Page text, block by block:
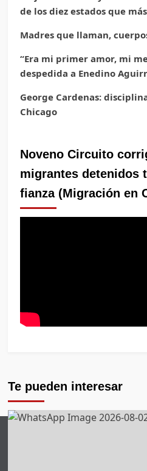
de los diez estados que
Madres que llaman,
“Era mi primer amor, mi
despedida a Enedino
George Cardenas:
Chicago
Noveno Circuito
migrantes detenidos
fianza (Migración en
Te pueden interesar